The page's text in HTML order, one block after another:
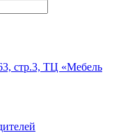
стр.3, ТЦ «Мебель